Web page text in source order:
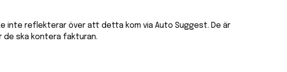
inte reflekterar över att detta kom via Auto Suggest. De är
de ska kontera fakturan.